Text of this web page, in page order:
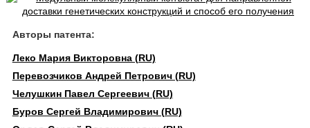
Авторы патента:
Леко Мария Викторовна (RU)
Перевозчиков Андрей Петрович (RU)
Челушкин Павел Сергеевич (RU)
Буров Сергей Владимирович (RU)